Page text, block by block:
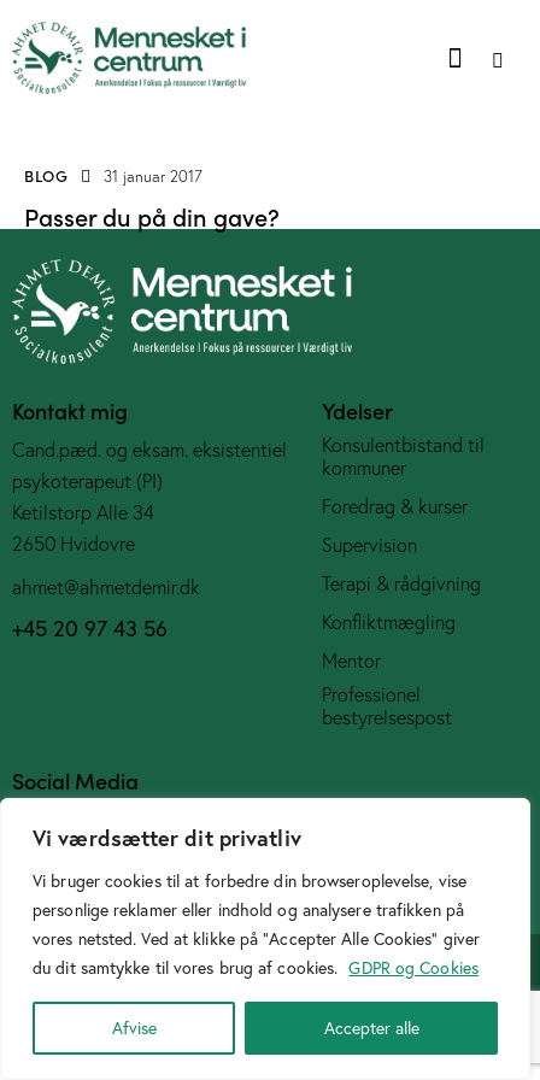
Vi værdsætter dit privatliv
Vi bruger cookies til at forbedre din browseroplevelse, vise
personlige reklamer eller indhold og analysere trafikken på
vores netsted. Ved at klikke på "Accepter Alle Cookies" giver
du dit samtykke til vores brug af cookies. GDPR og Cookies
Afvise Accepter alle
BLOG 31 januar 2017
Passer du på din gave?
Kontakt mig
Cand.pæd. og eksam. eksistentiel
psykoterapeut (PI)
Ketilstorp Alle 34
2650 Hvidovre
ahmet@ahmetdemir.dk
+45 20 97 43 56
Ydelser
Konsulentbistand til
kommuner
Foredrag & kurser
Supervision
Terapi & rådgivning
Konfliktmægling
Mentor
Professionel
bestyrelsespost
Social Media
Cookiepolitik
DesignerBirtasarimci.net© 2026. All Rights Reserved.